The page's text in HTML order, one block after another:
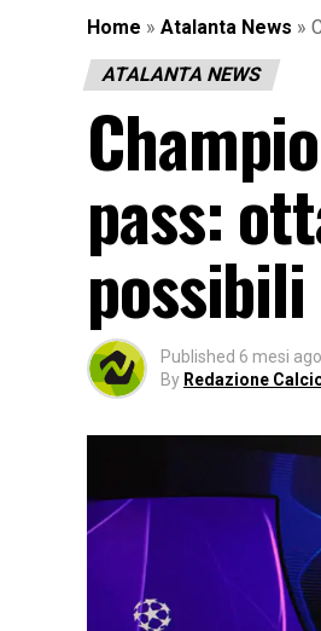
Home » Atalanta News »
ATALANTA NEWS
pass:
possibili
Published 6 mesi ago
By Redazione